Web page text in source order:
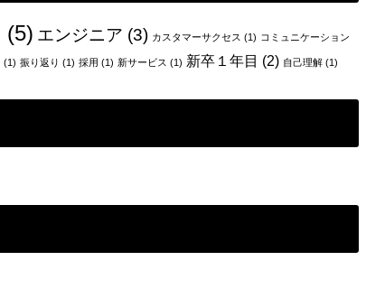
(5) エンジニア (3) カスタマーサクセス (1) コミュニケーション
(1) 振り返り (1) 採用 (1) 新サービス (1) 新卒１年目 (2) 自己理解 (1)